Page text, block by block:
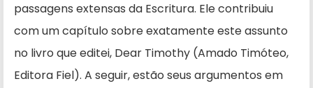
passagens extensas da Escritura. Ele contribuiu
com um capítulo sobre exatamente este assunto
no livro que editei, Dear Timothy (Amado Timóteo,
Editora Fiel). A seguir, estão seus argumentos em